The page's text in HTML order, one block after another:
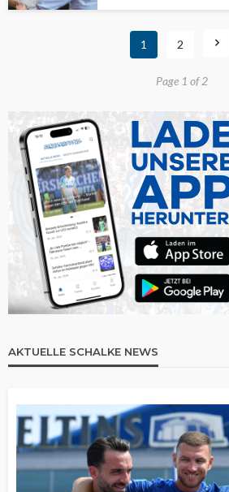
1 2
Page 1 of 2
AKTUELLE SCHALKE NEWS